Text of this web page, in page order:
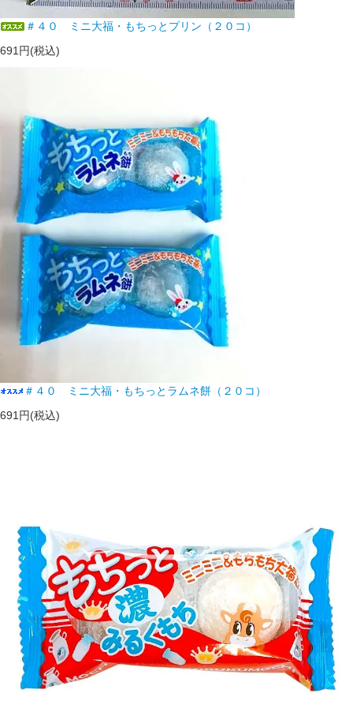
＃４０ ミニ大福・もちっとプリン（２０コ）
691円(税込)
＃４０ ミニ大福・もちっとラムネ餅（２０コ）
691円(税込)